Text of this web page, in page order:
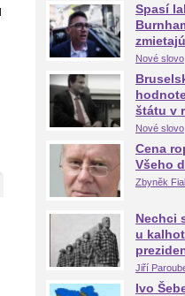
Spasí
Nové slovo
štátu v
Nové slovo
Cena
Všeho
Zbyněk
Nechci
u
Jiří
Ivo